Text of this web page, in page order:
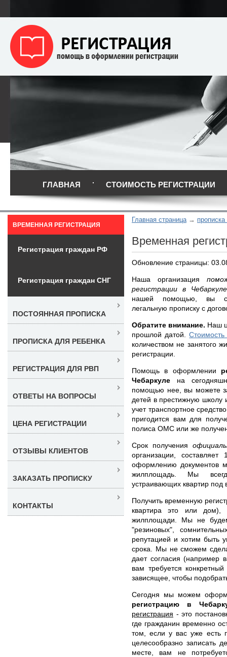
ГЛАВНАЯ СТОИМОСТЬ РЕГИСТРАЦИИ
Главная страница
Временная
Обновление страницы:
Наша организация
регистрации в
нашей помощью, вы
легальную прописку с
Обратите внимание. Наш
прошлой датой.
количеством не занятого
регистрации.
Помощь в оформлении
Чебаркуле на
помощью нее, вы можете
детей в престижную школу
учет транспортное
пригодится вам для
полиса ОМС или же
Срок получения
организации,
оформлению документов
жилплощадь. Мы
устраивающих квартир
Получить временную
квартира это или дом),
жилплощади. Мы не
"резиновых",
репутацией и хотим быть
срока. Мы не сможем
дает согласия (например
вам требуется
зависящее, чтобы
Сегодня мы можем
регистрацию в
регистрация - это
где гражданин временно
том, если у вас уже есть
целесообразно записать
месте, вам не
ВРЕМЕННАЯ РЕГИСТРАЦИЯ
Регистрация граждан РФ
Регистрация граждан СНГ
ПОСТОЯННАЯ ПРОПИСКА
ПРОПИСКА ДЛЯ РЕБЕНКА
РЕГИСТРАЦИЯ ДЛЯ РВП
ОТВЕТЫ НА ВОПРОСЫ
ЦЕНА РЕГИСТРАЦИИ
ОТЗЫВЫ КЛИЕНТОВ
ЗАКАЗАТЬ ПРОПИСКУ
КОНТАКТЫ